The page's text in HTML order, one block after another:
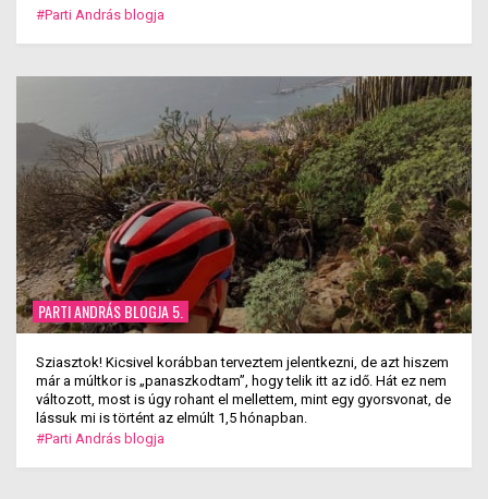
#Parti András blogja
PARTI ANDRÁS BLOGJA 5.
Sziasztok! Kicsivel korábban terveztem jelentkezni, de azt hiszem
már a múltkor is „panaszkodtam”, hogy telik itt az idő. Hát ez nem
változott, most is úgy rohant el mellettem, mint egy gyorsvonat, de
lássuk mi is történt az elmúlt 1,5 hónapban.
#Parti András blogja